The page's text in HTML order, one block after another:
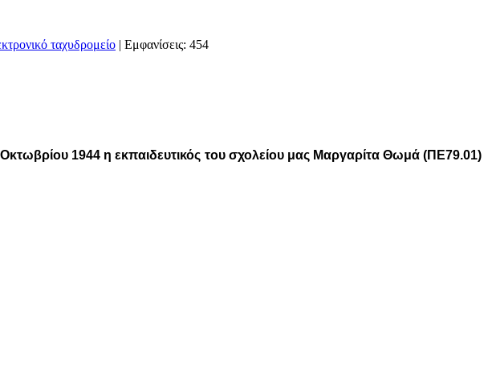
| Εμφανίσεις: 454
1944 η εκπαιδευτικός του σχολείου μας Μαργαρίτα Θωμά (ΠΕ79.01)